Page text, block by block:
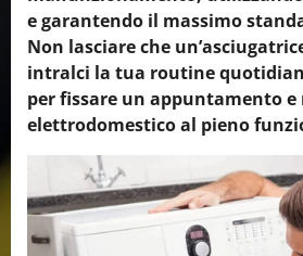
e garantendo il massimo
Non lasciare che
intralci la tua routine
per fissare un appuntamento
elettrodomestico al pieno